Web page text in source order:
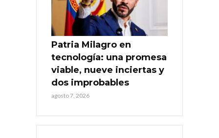
Patria Milagro en
tecnología: una promesa
viable, nueve inciertas y
dos improbables
agosto 7, 2026